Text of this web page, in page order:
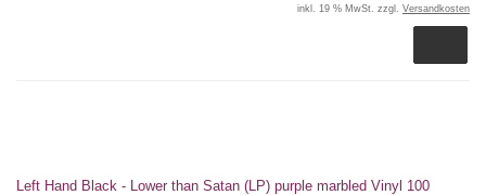
inkl. 19 % MwSt. zzgl. Versandkosten
Left Hand Black - Lower than Satan (LP) purple marbled Vinyl 100